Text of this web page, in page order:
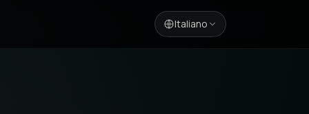
Italiano